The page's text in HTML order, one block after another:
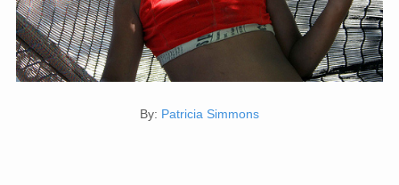
By: Patricia Simmons